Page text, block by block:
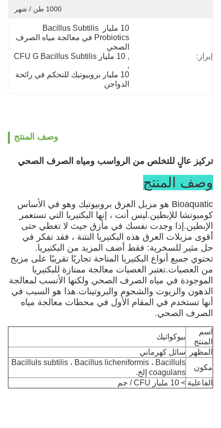
1000 طن / شهر
إبراز:
10 مليار Bacillus Subtilis
الصحي
, 10 مليار CFU G Bacillus Subtilis
,
الدواجن
وصف المنتج
تركيز عالٍ للتخلص من الرواسب ومياه الصرف الصحي
وصف المنتج
Bioaquatic هو مزيل العرق بروبيوتيك وهو في الأساس
كومبوتشا للإبطين.ليس أنت ، إنها البكتيريا التي تستعمر
الإبطين.إذا وجدت نفسك في مأزق حيث لا تغطي حتى
أقوى مزيلات العرق هذه البكتيريا النتنة ، فقد تفكر في
حل مثير للسخرية: فقط أضف المزيد من البكتيريا.
تحتوي جميع أنواع البكتيريا المتاحة تجاريًا تقريبًا على مزيج
من العصيات.تعتبر العصيات معالجة ممتازة للبكتيريا
الموجودة في مياه الصرف الصحي ولكنها الأنسب لمعالجة
الدهون والزيوت والشحوم والبروتينات.هذا هو السبب في
أنها تستخدم في المقام الأول في محطات معالجة مياه
الصرف الصحي.
اسم
المنتج
بيوكواتيك
المظهر
سائل كهرماني
مكون
Bacilluls subtilis ، Bacillus licheniformis ، Bacilluls
coagulans إلخ.
الفاعلية > 10 مليار CFU / جم